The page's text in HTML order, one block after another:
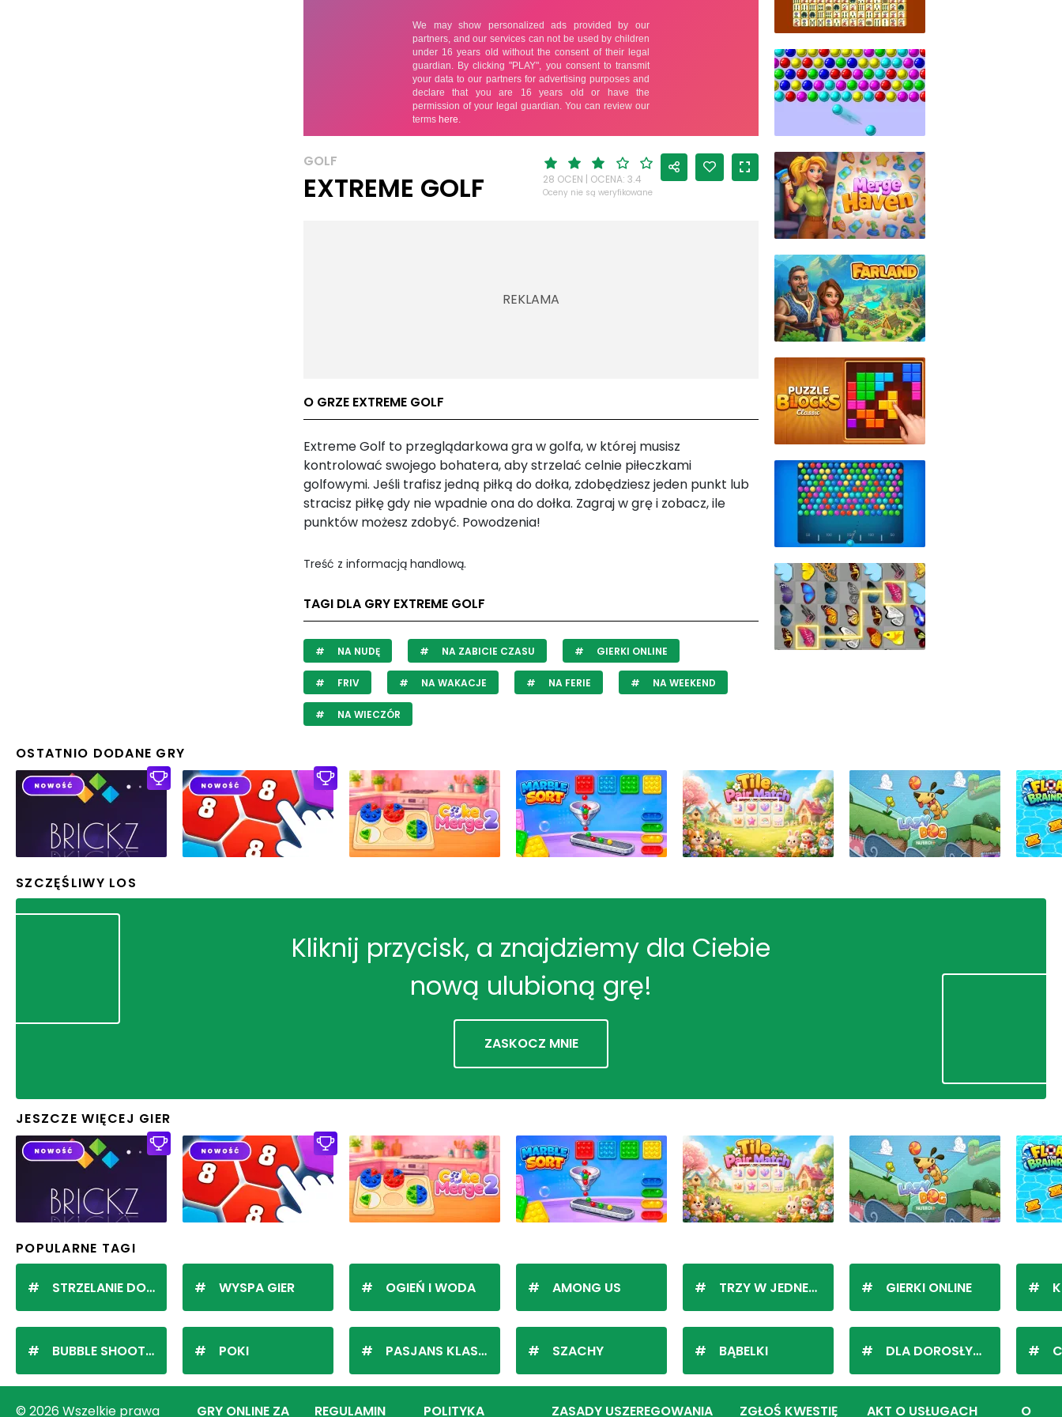
GOLF
EXTREME GOLF 28 OCEN | OCENA: 3.4
Oceny nie są weryfikowane
O GRZE EXTREME GOLF
Extreme Golf to przeglądarkowa gra w golfa, w której musisz
kontrolować swojego bohatera, aby strzelać celnie piłeczkami
golfowymi. Jeśli trafisz jedną piłką do dołka, zdobędziesz jeden punkt lub
stracisz piłkę gdy nie wpadnie ona do dołka. Zagraj w grę i zobacz, ile
punktów możesz zdobyć. Powodzenia!
Treść z informacją handlową.
TAGI DLA GRY EXTREME GOLF
NA NUDĘ NA ZABICIE CZASU GIERKI ONLINE
FRIV NA WAKACJE NA FERIE NA WEEKEND
NA WIECZÓR
OSTATNIO DODANE GRY
SZCZĘŚLIWY LOS
Kliknij przycisk, a znajdziemy dla Ciebie
nową ulubioną grę!
ZASKOCZ MNIE
JESZCZE WIĘCEJ GIER
POPULARNE TAGI
STRZELANIE DO KULEK
BUBBLE SHOOTER
WYSPA GIER
POKI
OGIEŃ I WODA
PASJANS KLASYCZNY
AMONG US
SZACHY
TRZY W JEDNEJ LINII
BĄBELKI
GIERKI ONLINE
DLA DOROSŁYCH
© 2026 Wszelkie prawa GRY ONLINE ZA REGULAMIN POLITYKA ZASADY USZEREGOWANIA ZGŁOŚ KWESTIĘ AKT O USŁUGACH O